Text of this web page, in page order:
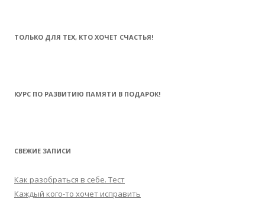
ТОЛЬКО ДЛЯ ТЕХ, КТО ХОЧЕТ СЧАСТЬЯ!
КУРС ПО РАЗВИТИЮ ПАМЯТИ В ПОДАРОК!
СВЕЖИЕ ЗАПИСИ
Как разобраться в себе. Тест
Каждый кого-то хочет исправить